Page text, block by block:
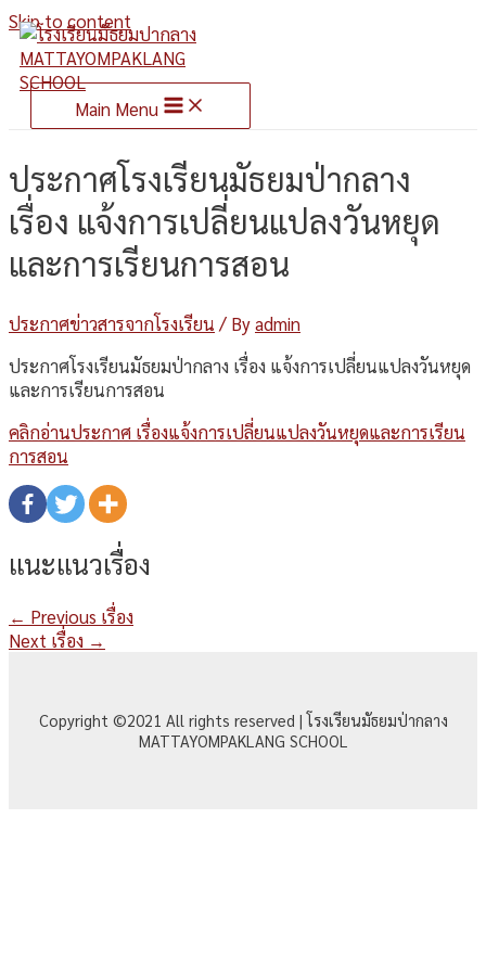
Skip to content
Main Menu
ประกาศโรงเรียนมัธยมป่ากลาง
เรื่อง แจ้งการเปลี่ยนแปลงวันหยุด
และการเรียนการสอน
ประกาศข่าวสารจากโรงเรียน / Byadmin
ประกาศโรงเรียนมัธยมป่ากลาง เรื่อง แจ้งการเปลี่ยนแปลงวันหยุด
และการเรียนการสอน
คลิกอ่านประกาศ เรื่องแจ้งการเปลี่ยนแปลงวันหยุดและการเรียน
การสอน
แนะแนวเรื่อง
← Previous เรื่อง
Next เรื่อง →
Copyright ©2021 All rights reserved | โรงเรียนมัธยมป่ากลาง
MATTAYOMPAKLANG SCHOOL